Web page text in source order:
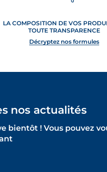
LA COMPOSITION DE VOS
TOUTE TRANSPARENCE
Décryptez nos formules
nos actualités
bientôt ! Vous pouvez